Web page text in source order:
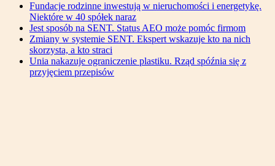
Fundacje rodzinne inwestują w nieruchomości i energetykę.
Niektóre w 40 spółek naraz
Jest sposób na SENT. Status AEO może pomóc firmom
Zmiany w systemie SENT. Ekspert wskazuje kto na nich
skorzysta, a kto straci
Unia nakazuje ograniczenie plastiku. Rząd spóźnia się z
przyjęciem przepisów